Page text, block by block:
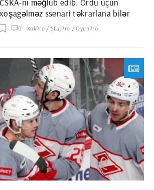
CSKA-nı məğlub edib. Ordu üçün
xoşagəlməz ssenari təkrarlana bilər
0 XokPro / StatPro / OyunPro